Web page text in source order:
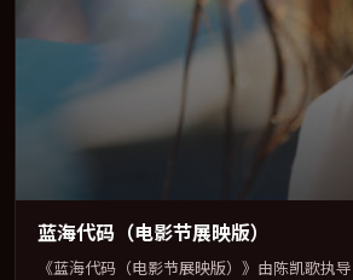
蓝海代码（电影节展映版）
《蓝海代码（电影节展映版）》由陈凯歌执